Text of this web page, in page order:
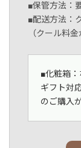
■保管方法：
■配送方法：
（クール料
■化粧箱：
ギフト対
のご購入